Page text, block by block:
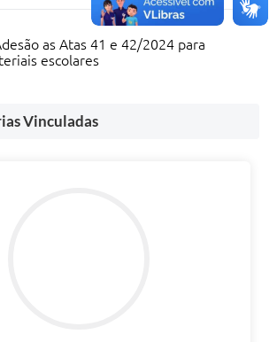
as Atas 41 e 42/2024 para
escolares
Vinculadas